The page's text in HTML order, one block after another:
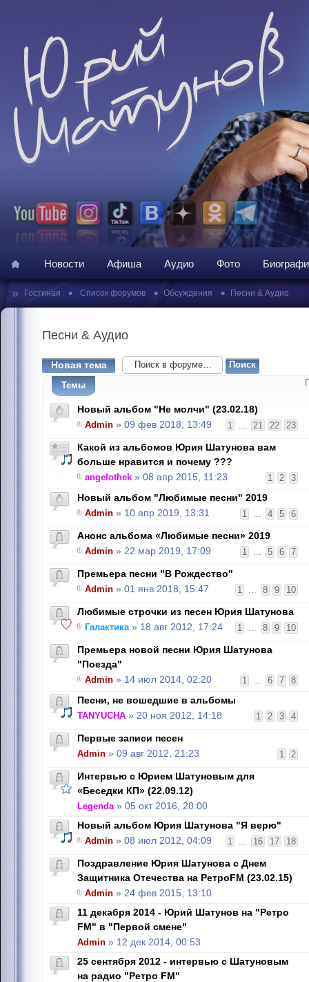
Новости Афиша Аудио Фото
» Гостиная • Список форумов • Обсуждения • Песни & Аудио
Песни & Аудио
Новая тема
Темы
Новый альбом "Не молчи" (23.02.18)
1 ... 21 22 23
Admin » 09 фев 2018, 13:49
Какой из альбомов Юрия Шатунова вам
больше нравится и почему ???
1 2 3
angelothek » 08 апр 2015, 11:23
Новый альбом "Любимые песни" 2019
1 ... 4 5 6
Admin » 10 апр 2019, 13:31
Анонс альбома «Любимые песни» 2019
1 ... 5 6 7
Admin » 22 мар 2019, 17:09
Премьера песни "В Рождество"
1 ... 8 9 10
Admin » 01 янв 2018, 15:47
Любимые строчки из песен Юрия Шатунова
1 ... 8 9 10
Галактика» 18 авг 2012, 17:24
Премьера новой песни Юрия Шатунова
"Поезда"
1 ... 6 7 8
Admin » 14 июл 2014, 02:20
Песни, не вошедшие в альбомы
1 2 3 4
TANYUCHA » 20 ноя 2012, 14:18
Первые записи песен
1 2
Admin » 09 авг 2012, 21:23
Интервью с Юрием Шатуновым для
«Беседки КП» (22.09.12)
Legenda» 05 окт 2016, 20:00
Новый альбом Юрия Шатунова "Я верю"
1 ... 16 17 18
Admin » 08 июл 2012, 04:09
Поздравление Юрия Шатунова с Днем
Защитника Отечества на РетроFM (23.02.15)
Admin » 24 фев 2015, 13:10
11 декабря 2014 - Юрий Шатунов на "Ретро
FM" в "Первой смене"
Admin » 12 дек 2014, 00:53
25 сентября 2012 - интервью с Шатуновым
на радио "Ретро FM"